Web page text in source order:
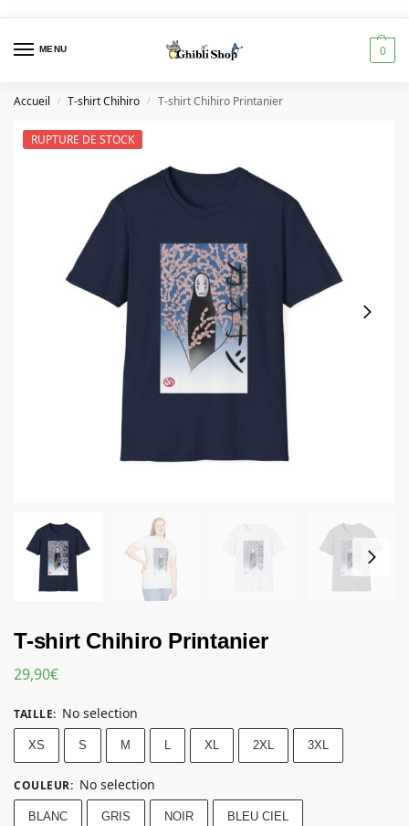
MENU 0
Accueil / T-shirt Chihiro / T-shirt Chihiro Printanier
RUPTURE DE STOCK
T-shirt Chihiro Printanier
29,90€
TAILLE: No selection
XS S M XL 2XL 3XL
COULEUR: No selection
BLANC GRIS NOIR BLEU CIEL